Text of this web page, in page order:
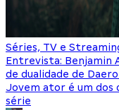
Séries, TV e
Entrevista: Benjamin
de dualidade de
Jovem ator é um dos
série